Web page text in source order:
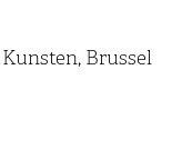
Brussel